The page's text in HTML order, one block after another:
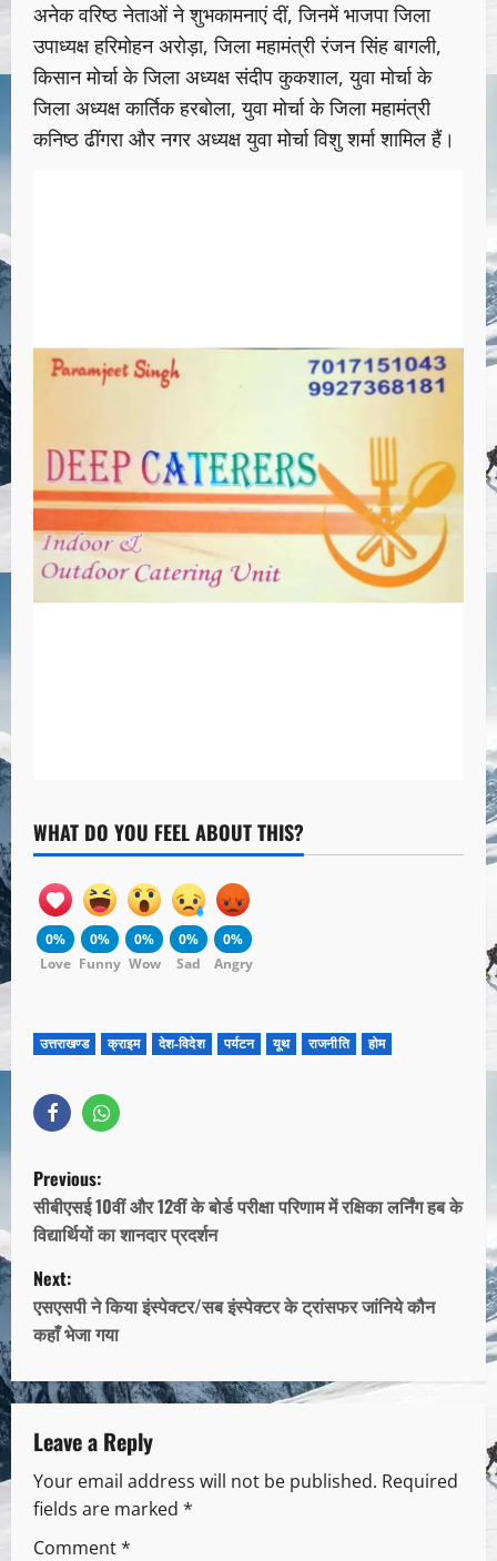
अनेक वरिष्ठ नेताओं ने शुभकामनाएं दीं, जिनमें भाजपा जिला
उपाध्यक्ष हरिमोहन अरोड़ा, जिला महामंत्री रंजन सिंह बागली,
किसान मोर्चा के जिला अध्यक्ष संदीप कुकशाल, युवा मोर्चा के
जिला अध्यक्ष कार्तिक हरबोला, युवा मोर्चा के जिला महामंत्री
कनिष्ठ ढींगरा और नगर अध्यक्ष युवा मोर्चा विशु शर्मा शामिल हैं।
WHAT DO YOU FEEL ABOUT THIS?
0%
Love
0%
Funny
0%
Wow
0%
Sad
0%
Angry
उत्तराखण्ड क्राइम देश-विदेश पर्यटन यूथ राजनीति होम
Previous:
सीबीएसई 10वीं और 12वीं के बोर्ड परीक्षा परिणाम में रक्षिका लर्निंग हब के
विद्यार्थियों का शानदार प्रदर्शन
Next:
एसएसपी ने किया इंस्पेक्टर/सब इंस्पेक्टर के ट्रांसफर जांनिये कौन
कहाँ भेजा गया
Leave a Reply
Your email address will not be published. Required
fields are marked *
Comment*